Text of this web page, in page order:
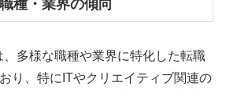
種・業界の傾向
、多様な職種や業界に特化した転職
り、特にITやクリエイティブ関連の